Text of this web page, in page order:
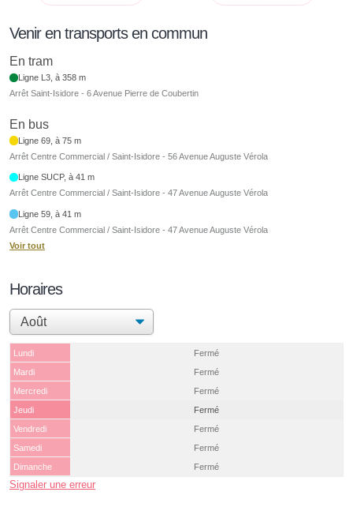
Venir en transports en commun
En tram
Ligne L3, à 358 m
Arrêt Saint-Isidore - 6 Avenue Pierre de Coubertin
En bus
Ligne 69, à 75 m
Arrêt Centre Commercial / Saint-Isidore - 56 Avenue Auguste Vérola
Ligne SUCP, à 41 m
Arrêt Centre Commercial / Saint-Isidore - 47 Avenue Auguste Vérola
Ligne 59, à 41 m
Arrêt Centre Commercial / Saint-Isidore - 47 Avenue Auguste Vérola
Voir tout
Horaires
Lundi
Fermé
Mardi
Fermé
Mercredi
Fermé
Jeudi
Fermé
Vendredi
Fermé
Samedi
Fermé
Dimanche
Fermé
Signaler une erreur